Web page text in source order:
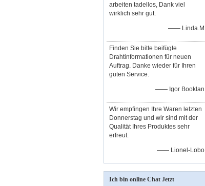
arbeiten tadellos, Dank viel
wirklich sehr gut.
—— Linda.M
Finden Sie bitte beifügte
Drahtinformationen für neuen
Auftrag. Danke wieder für Ihren
guten Service.
—— Igor Booklan
Wir empfingen Ihre Waren letzten
Donnerstag und wir sind mit der
Qualität Ihres Produktes sehr
erfreut.
—— Lionel-Lobo
Ich bin online Chat Jetzt